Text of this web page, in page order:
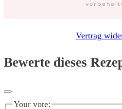
Vertrag
Bewerte dieses
Your vote: